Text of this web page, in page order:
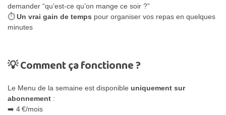
demander “qu’est-ce qu’on mange ce soir ?”
⏱Un vrai gain de temps pour organiser vos repas en quelques
minutes
💡 Comment ça fonctionne ?
Le Menu de la semaine est disponible uniquement sur
abonnement :
➡️ 4 €/mois